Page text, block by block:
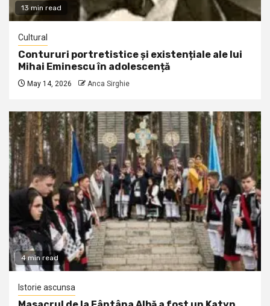
13 min read
Cultural
Contururi portretistice și existențiale ale lui
Mihai Eminescu în adolescență
May 14, 2026 Anca Sirghie
4 min read
Istorie ascunsa